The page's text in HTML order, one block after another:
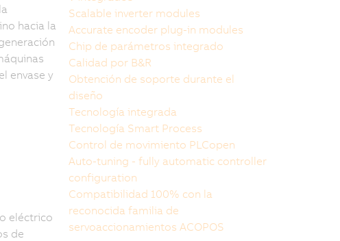
hacia la
envase y
eléctrico
de
Scalable inverter modules
Accurate encoder plug-in modules
Chip de parámetros integrado
Calidad por B&R
Obtención de soporte durante el
diseño
Tecnología integrada
Tecnología Smart Process
Control de movimiento PLCopen
Auto-tuning - fully automatic controller
configuration
Compatibilidad 100% con la
reconocida familia de
servoaccionamientos ACOPOS